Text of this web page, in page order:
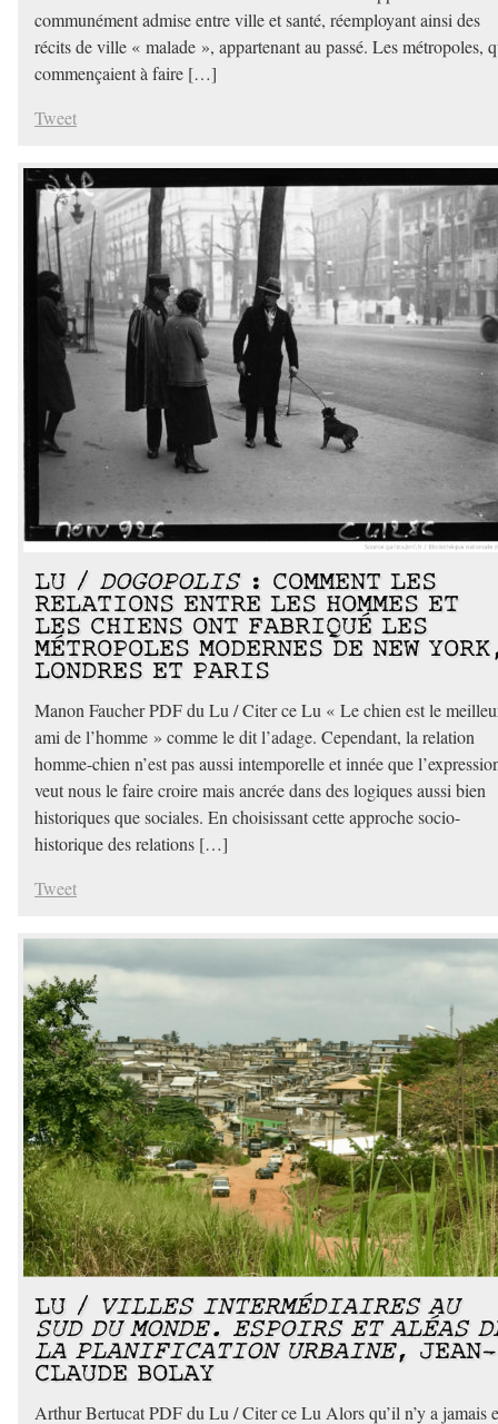
communément admise entre ville et santé, réemployant ainsi des
récits de ville « malade », appartenant au passé. Les métropoles,
commençaient à faire […]
Tweet
LU / DOGOPOLIS: COMMENT LES
RELATIONS ENTRE LES HOMMES ET
LES CHIENS ONT FABRIQUÉ LES
MÉTROPOLES MODERNES DE NEW
LONDRES ET PARIS
Manon Faucher PDF du Lu / Citer ce Lu « Le chien est le
ami de l’homme » comme le dit l’adage. Cependant, la relation
homme-chien n’est pas aussi intemporelle et innée que
veut nous le faire croire mais ancrée dans des logiques aussi bien
historiques que sociales. En choisissant cette approche socio-
historique des relations […]
Tweet
LU / VILLES INTERMÉDIAIRES AU
SUD DU MONDE. ESPOIRS ET ALÉAS
LA PLANIFICATION URBAINE, JEAN-
CLAUDE BOLAY
Arthur Bertucat PDF du Lu / Citer ce Lu Alors qu’il n’y a jamais